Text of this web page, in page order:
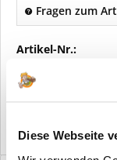
Diese Webseite
Fragen zum
Artikel-Nr.:
Vorteile